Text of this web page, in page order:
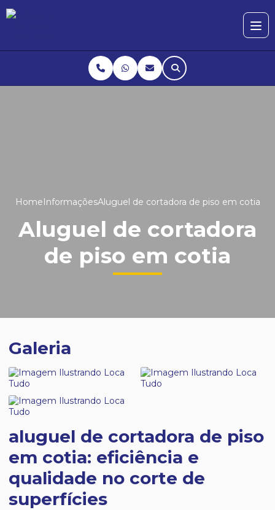
HomeInformaçõesAluguel de cortadora de piso em cotia
Aluguel de cortadora
de piso em cotia
Galeria
aluguel de cortadora de piso
em cotia: eficiência e
qualidade no corte de
superfícies